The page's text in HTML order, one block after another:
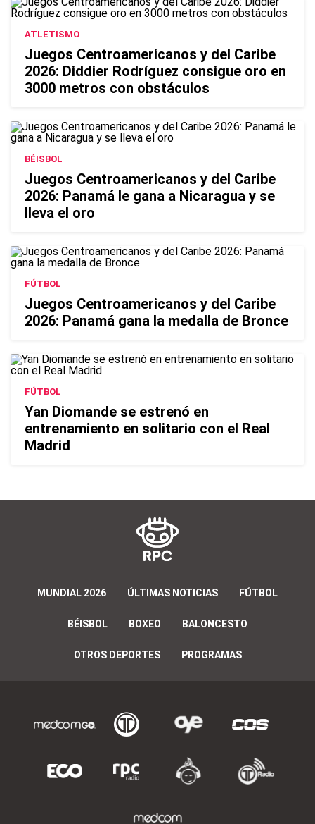
ATLETISMO
Juegos Centroamericanos y del Caribe
2026: Diddier Rodríguez consigue oro en
3000 metros con obstáculos
BÉISBOL
Juegos Centroamericanos y del Caribe
2026: Panamá le gana a Nicaragua y se
lleva el oro
FÚTBOL
Juegos Centroamericanos y del Caribe
2026: Panamá gana la medalla de Bronce
FÚTBOL
Yan Diomande se estrenó en
entrenamiento en solitario con el Real
Madrid
MUNDIAL 2026 ÚLTIMAS NOTICIAS FÚTBOL
BÉISBOL BOXEO BALONCESTO
OTROS DEPORTES PROGRAMAS